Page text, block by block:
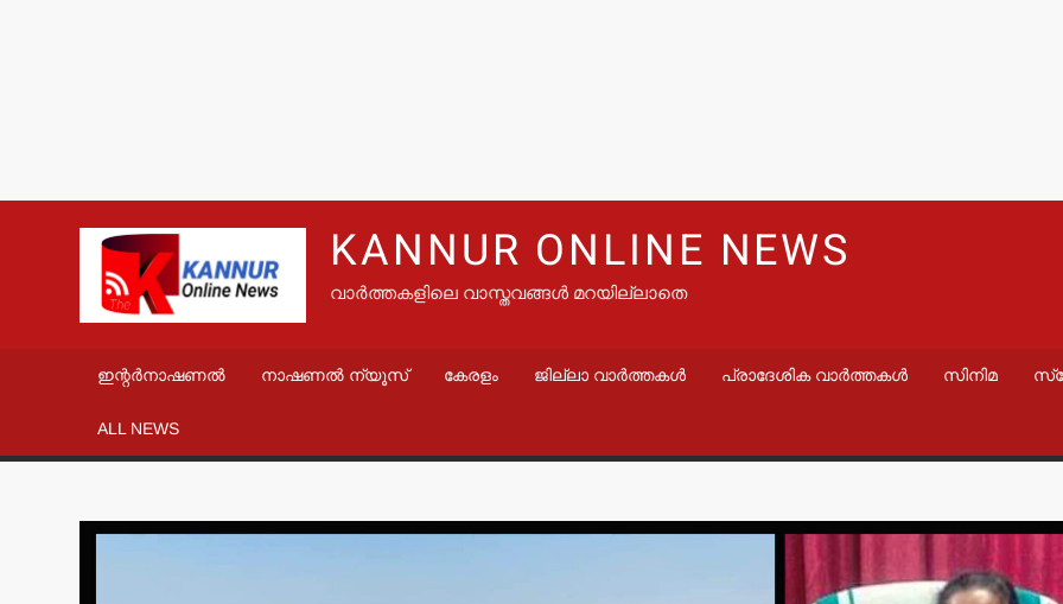
KANNUR ONLINE NEWS
വാർത്തകളിലെ വാസ്തവങ്ങൾ മറയില്ലാതെ
ഇന്റർനാഷണൽ നാഷണൽ ന്യൂസ് കേരളം ജില്ലാ വാർത്തകൾ പ്രാദേശിക വാർത്തകൾ സിനിമ
ALL NEWS